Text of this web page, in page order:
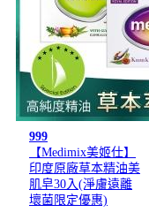
999
【Medimix美姬仕】
印度原廠草本精油美
肌皂30入(淨膚遠離
壞菌限定優惠)